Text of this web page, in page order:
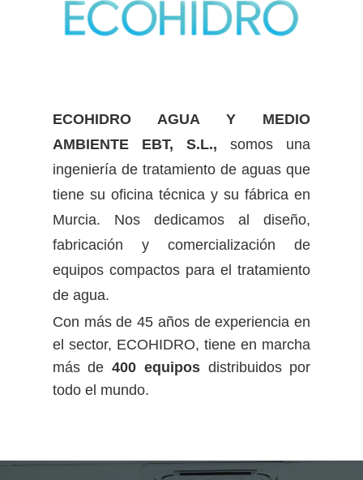
ECOHIDRO AGUA Y MEDIO
AMBIENTE EBT, S.L.,somos una
ingeniería de tratamiento de aguas que
tiene su oficina técnica y su fábrica en
Murcia. Nos dedicamos al diseño,
fabricación y comercialización de
equipos compactos para el tratamiento
de agua.
Con más de 45 años de experiencia en
el sector, ECOHIDRO, tiene en marcha
más de400 equiposdistribuidos por
todo el mundo.